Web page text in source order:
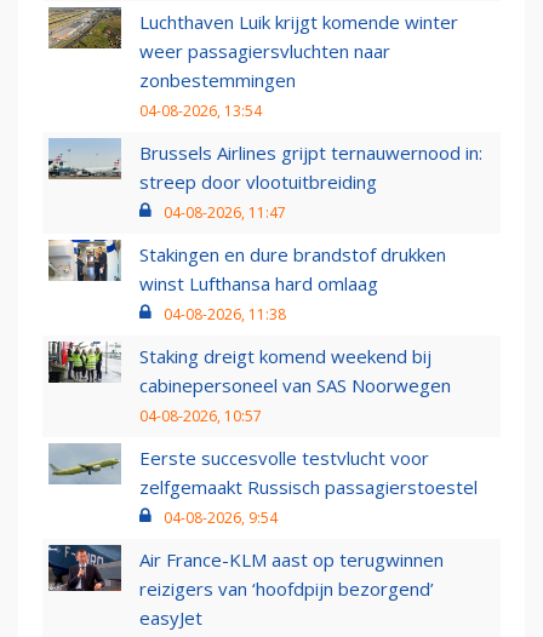
Luchthaven Luik krijgt komende winter
weer passagiersvluchten naar
zonbestemmingen
04-08-2026, 13:54
Brussels Airlines grijpt ternauwernood in:
streep door vlootuitbreiding
04-08-2026, 11:47
Stakingen en dure brandstof drukken
winst Lufthansa hard omlaag
04-08-2026, 11:38
Staking dreigt komend weekend bij
cabinepersoneel van SAS Noorwegen
04-08-2026, 10:57
Eerste succesvolle testvlucht voor
zelfgemaakt Russisch passagierstoestel
04-08-2026, 9:54
Air France-KLM aast op terugwinnen
reizigers van ‘hoofdpijn bezorgend’
easyJet